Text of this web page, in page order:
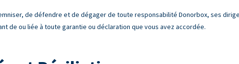
de défendre et de dégager de toute responsabilité Donorbox, ses
de ou liée à toute garantie ou déclaration que vous avez accordée.